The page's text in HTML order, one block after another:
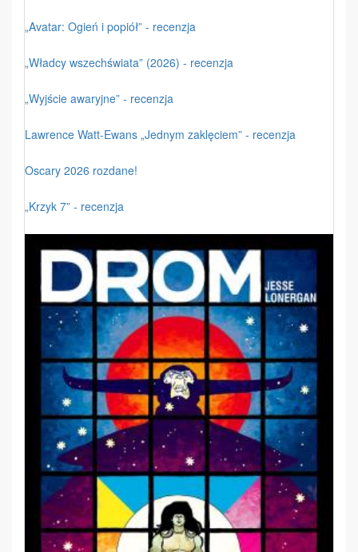
„Avatar: Ogień i popiół” - recenzja
„Władcy wszechświata” (2026) - recenzja
„Wyjście awaryjne” - recenzja
Lawrence Watt-Ewans „Jednym zaklęciem” - recenzja
Oscary 2026 rozdane!
„Krzyk 7” - recenzja